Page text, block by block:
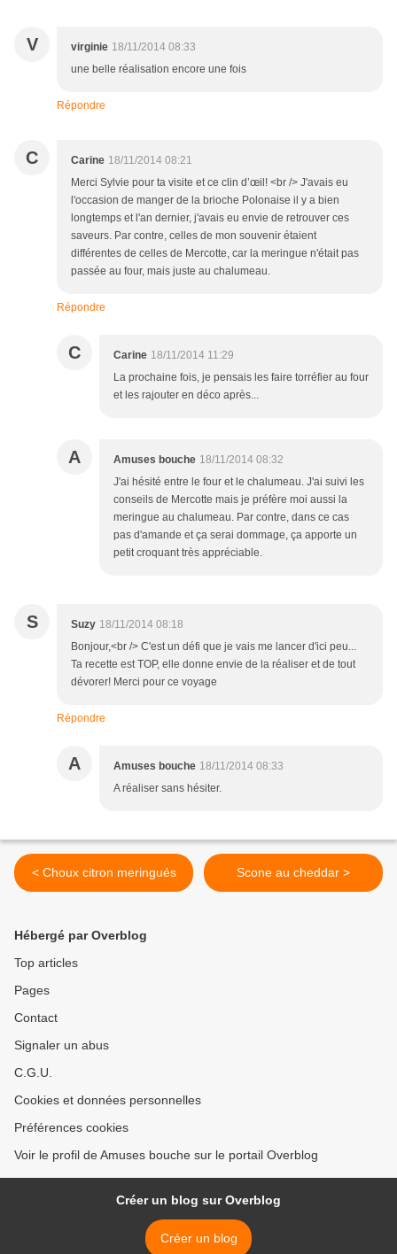
V virginie 18/11/2014 08:33
une belle réalisation encore une fois
Répondre
C Carine 18/11/2014 08:21
Merci Sylvie pour ta visite et ce clin d’œil! <br /> J'avais eu
l'occasion de manger de la brioche Polonaise il y a bien
longtemps et l'an dernier, j'avais eu envie de retrouver ces
saveurs. Par contre, celles de mon souvenir étaient
différentes de celles de Mercotte, car la meringue n'était pas
passée au four, mais juste au chalumeau.
Répondre
C Carine 18/11/2014 11:29
La prochaine fois, je pensais les faire torréfier au four
et les rajouter en déco après...
A Amuses bouche 18/11/2014 08:32
J'ai hésité entre le four et le chalumeau. J'ai suivi les
conseils de Mercotte mais je préfère moi aussi la
meringue au chalumeau. Par contre, dans ce cas
pas d'amande et ça serai dommage, ça apporte un
petit croquant très appréciable.
S Suzy 18/11/2014 08:18
Bonjour,<br /> C'est un défi que je vais me lancer d'ici peu...
Ta recette est TOP, elle donne envie de la réaliser et de tout
dévorer! Merci pour ce voyage
Répondre
A Amuses bouche 18/11/2014 08:33
A réaliser sans hésiter.
< Choux citron meringués Scone au cheddar >
Hébergé par Overblog
Top articles
Pages
Contact
Signaler un abus
C.G.U.
Cookies et données personnelles
Préférences cookies
Voir le profil de Amuses bouche sur le portail Overblog
Créer un blog sur Overblog
Créer un blog